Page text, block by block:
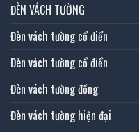
ĐÈN VÁCH TƯỜNG
Đèn vách tường cổ điển
Đèn vách tường cổ điển
Đèn vách tường đồng
Đèn vách tường hiện đại